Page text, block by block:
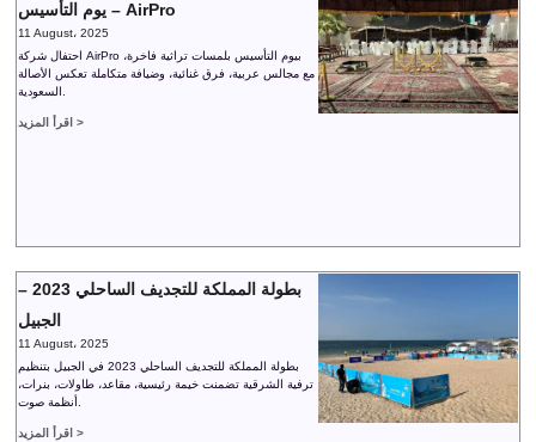
يوم التأسيس – AirPro
11 August، 2025
احتفال شركة AirPro بيوم التأسيس بلمسات تراثية فاخرة،
مع مجالس عربية، فرق غنائية، وضيافة متكاملة تعكس الأصالة
اقرأ المزيد >
بطولة المملكة للتجديف الساحلي 2023 –
الجبيل
11 August، 2025
بطولة المملكة للتجديف الساحلي 2023 في الجبيل بتنظيم
ترفية الشرقية تضمنت خيمة رئيسية، مقاعد، طاولات، بنرات،
أنظمة صوت.
اقرأ المزيد >